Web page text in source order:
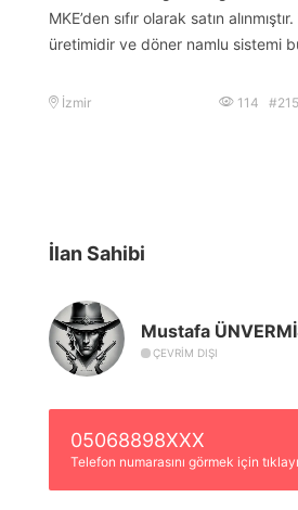
MKE’den sıfır olarak satın
üretimidir ve döner namlu sistemi
İzmir 114
İlan Sahibi
Mustafa
ÇEVRIM DIŞI
05068898XXX
Telefon numarasını görmek için